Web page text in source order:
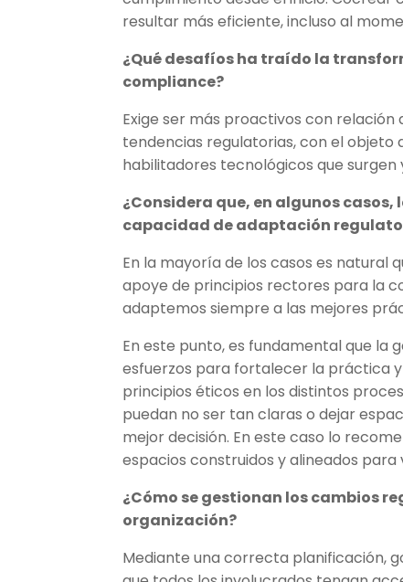
resultar más eficiente, incluso al
¿Qué desafíos ha traído la
compliance?
Exige ser más proactivos con
tendencias regulatorias, con el objeto
habilitadores tecnológicos que surgen
¿Considera que, en algunos
capacidad de adaptación
En la mayoría de los casos es natural
apoye de principios rectores para la
adaptemos siempre a las mejores
En este punto, es fundamental que la
esfuerzos para fortalecer la práctica
principios éticos en los distintos
puedan no ser tan claras o dejar
mejor decisión. En este caso lo
espacios construidos y alineados para
¿Cómo se gestionan los cambios
organización?
Mediante una correcta planificación,